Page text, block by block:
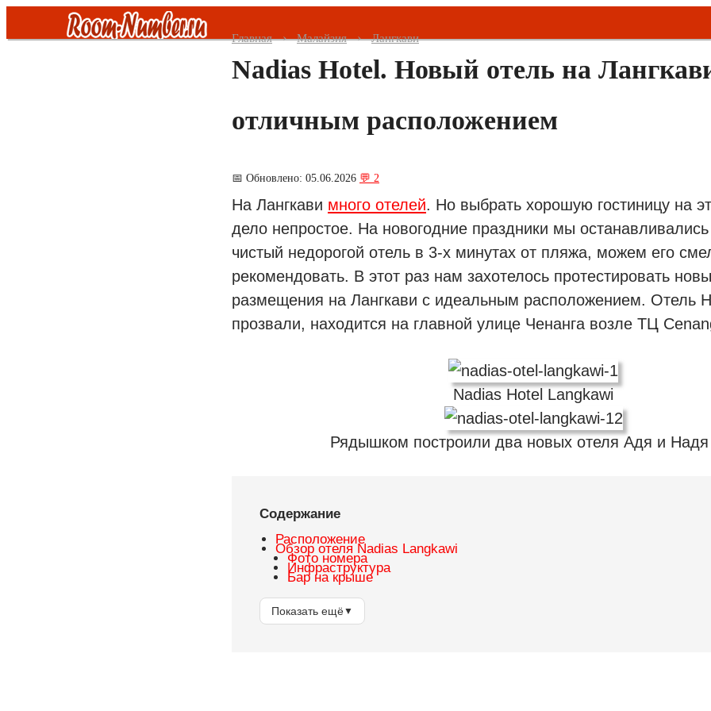
Главная Малайзия Лангкави
Nadias Hotel. Новый отель на
отличным расположением
📅 Обновлено: 05.06.2026 💬 2
На Лангкави много отелей. Но выбрать хорошую гостиницу на
дело непростое. На новогодние праздники мы
чистый недорогой отель в 3-х минутах от пляжа, можем его
рекомендовать. В этот раз нам захотелось протестировать
размещения на Лангкави с идеальным расположением. Отель
прозвали, находится на главной улице Ченанга возле ТЦ
Nadias Hotel Langkawi
Рядышком построили два новых отеля Адя и
Содержание
Расположение
Обзор отеля Nadias Langkawi
Фото номера
Инфраструктура
Бар на крыше
Показать ещё▼